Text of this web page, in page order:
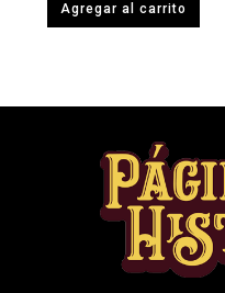
Agregar al carrito